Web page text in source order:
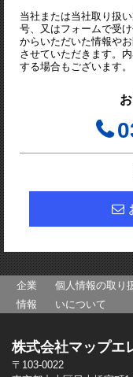
当社または当社取り扱
号、又はフォームで受
からいただいた情報や
させていただきます。
する場合もございます。
企業
情報
個人情報の取り
いについて
株式会社マップエ
〒103-0022